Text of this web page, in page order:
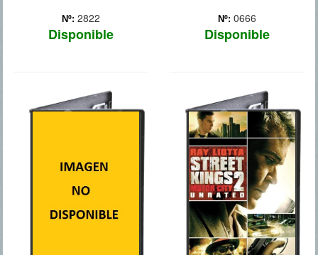
Nº: 2822
Disponible
Nº: 0666
Disponible
En Texas, dos años antes
de estallar la Guerra Civil
(Christoph Waltz), un
cazarecompensas alemán
que le sigue la pista a unos
asesinos para cobrar por
DUEÑOS DE LA
CALLE 2